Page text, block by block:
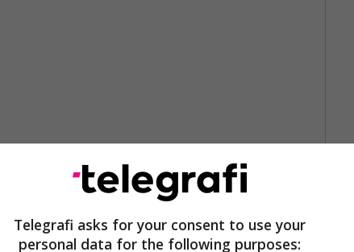
Telegrafi asks for your consent to use your
personal data for the following purposes: